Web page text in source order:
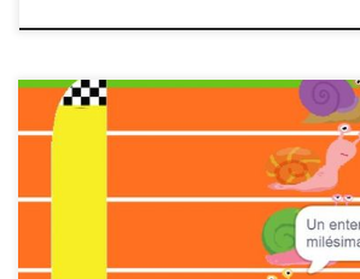
Escribe el número decimal y gana la carrera